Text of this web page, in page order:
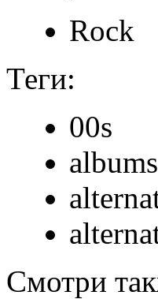
Rock
Теги:
00s
Смотри